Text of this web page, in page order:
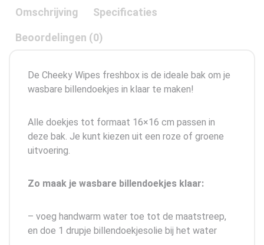
Omschrijving Specificaties
Beoordelingen (0)
De Cheeky Wipes freshbox is de ideale bak om je
wasbare billendoekjes in klaar te maken!
Alle doekjes tot formaat 16×16 cm passen in
deze bak. Je kunt kiezen uit een roze of groene
uitvoering.
Zo maak je wasbare billendoekjes klaar:
– voeg handwarm water toe tot de maatstreep,
en doe 1 drupje billendoekjesolie bij het water